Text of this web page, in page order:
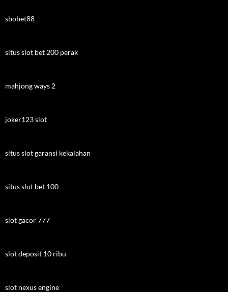
sbobet88
situs slot bet 200 perak
mahjong ways 2
joker123 slot
situs slot garansi kekalahan
situs slot bet 100
slot gacor 777
slot deposit 10 ribu
slot nexus engine